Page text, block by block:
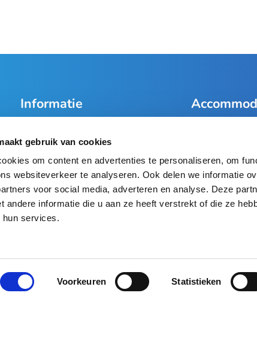
gebruik van cookies
om content en advertenties te personaliseren, om
websiteverkeer te analyseren. Ook delen we informatie
voor social media, adverteren en analyse. Deze
andere informatie die u aan ze heeft verstrekt of die ze
hun services.
Voorkeuren Statistieken
Informatie
Tickets
Privacyverklaring
Algemene voorwaarden
Blijf op de hoogte
AANMELDEN VOOR NIEUWSBRIEF